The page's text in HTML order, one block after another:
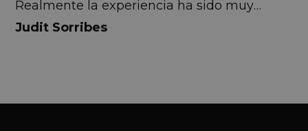
Realmente la experiencia ha sido muy
buena, Carolina ha sido siempre muy atenta
y profesional. Finalmente mi hermana se
Judit Sorribes